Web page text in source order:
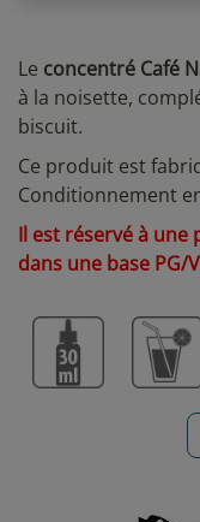
Le concentré Café
à la noisette,
biscuit.
Ce produit est
Conditionnement
Il est réservé à
dans une base PG/